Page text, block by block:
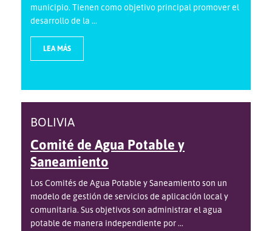
municipio. Tienen como objetivo principal promover el
desarrollo de la ...
LEA MÁS
BOLIVIA
Comité de Agua Potable y
Saneamiento
Los Comités de Agua Potable y Saneamiento son un
modelo de gestión de servicios de aplicación local y
comunitaria. Sus objetivos son administrar el agua
potable de manera independiente por ...